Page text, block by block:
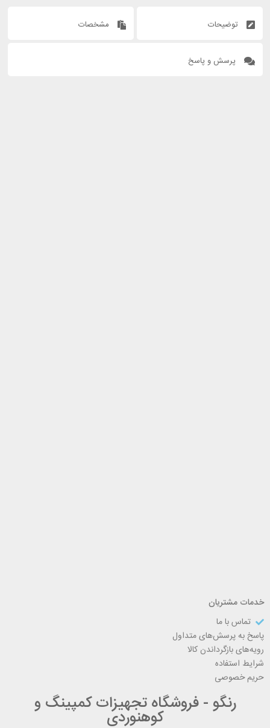
توضیحات مشخصات
پرسش و پاسخ
خدمات مشتریان
تماس با ما
پاسخ به پرسش‌های متداول
رویه‌های بازگرداندن کالا
شرایط استفاده
حریم خصوصی
رنگو - فروشگاه تجهیزات کمپینگ و
کوهنوردی